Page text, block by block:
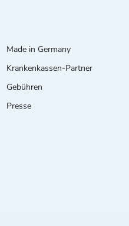
Made in Germany
Krankenkassen-Partner
Gebühren
Presse